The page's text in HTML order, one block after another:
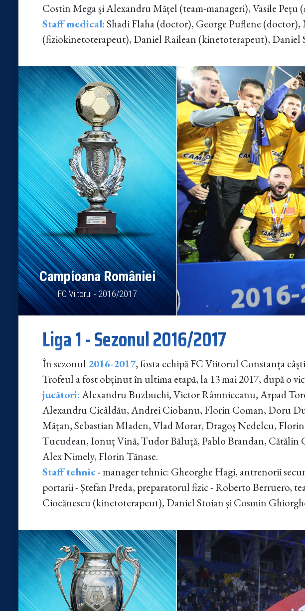
Costin Mega și Alexandru Mățel (team-manageri), Vasile
Staff medical: Shadi Flaha (doctor), George Puflene
(fiziokinetoterapeut), Daniel Railean (kinetoterapeut), Daniel
Campioana României
FC Viitorul - 2016/2017
Liga 1 - Sezonul 2016/2017
În sezonul 2016-2017, fosta echipă FC Viitorul Constanța
Trofeul a fost obținut în ultima etapă, la 13 mai 2017, după o
jucători:Alexandru Buzbuchi, Victor Râmniceanu, Arpad
Alexandru Cicâldău, Andrei Ciobanu, Florin Coman, Doru
Mățan, Sebastian Mladen, Vlad Morar, Dragoș Nedelcu,
Tucudean, Ionuț Vină, Tudor Băluță, Pablo Brandan,
Alex Nimely, Florin Tănase.
Staff tehnic- manager tehnic: Gheorghe Hagi, antrenorii
portarii - Ștefan Preda, preparatorul fizic - Roberto Berruero,
Ciocănescu (kinetoterapeut), Daniel Stoian și Cosmin